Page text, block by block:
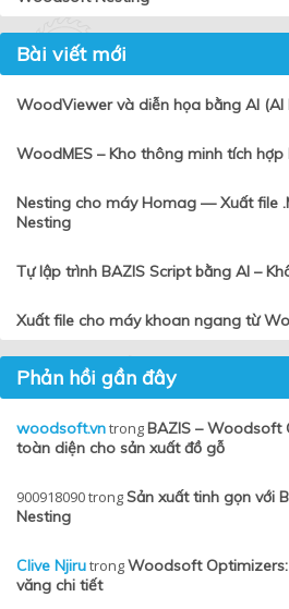
Bài viết mới
WoodViewer và diễn họa bằng AI (AI
WoodMES – Kho thông minh tích hợp
Nesting cho máy Homag — Xuất file
Nesting
Tự lập trình BAZIS Script bằng AI –
Xuất file cho máy khoan ngang từ
Phản hồi gần đây
woodsoft.vntrongBAZIS – Woodsoft
toàn diện cho sản xuất đồ gỗ
900918090trongSản xuất tinh gọn với
Nesting
Clive NjirutrongWoodsoft
văng chi tiết